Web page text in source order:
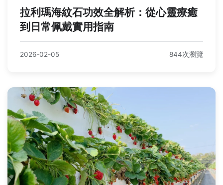
拉利瑪海紋石功效全解析：從心靈療癒
到日常佩戴實用指南
2026-02-05 844次瀏覽